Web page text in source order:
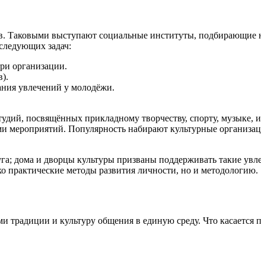
Таковыми выступают социальные институты,
задач:
организации.
увлечений у молодёжи.
посвящённых прикладному творчеству, спорту, музыке,
мероприятий. Популярность набирают культурные
дома и дворцы культуры призваны поддерживать такие
практические методы развития личности, но и методологию.
и культуру общения в единую среду. Что касается